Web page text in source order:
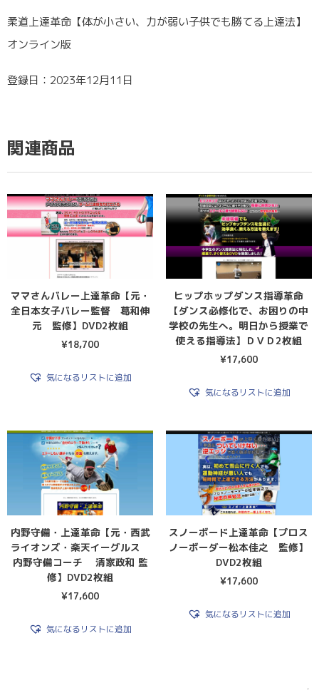
柔道上達革命【体が小さい、力が弱い子供でも勝てる上達法】
オンライン版
登録日：2023年12月11日
関連商品
ママさんバレー上達革命【元・
全日本女子バレー監督 葛和伸
元 監修】DVD2枚組
¥18,700
気になるリストに追加
ヒップホップダンス指導革命
【ダンス必修化で、お困りの中
学校の先生へ。明日から授業で
使える指導法】ＤＶＤ2枚組
¥17,600
気になるリストに追加
内野守備・上達革命【元・西武
ライオンズ・楽天イーグルス
内野守備コーチ 清家政和 監
修】DVD2枚組
¥17,600
気になるリストに追加
スノーボード上達革命【プロス
ノーボーダー松本佳之 監修】
DVD2枚組
¥17,600
気になるリストに追加